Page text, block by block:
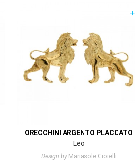
+
ORECCHINI ARGENTO PLACCATO
Leo
Design byMariasole Gioielli